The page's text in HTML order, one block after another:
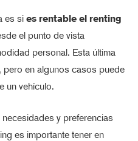
es si es rentable el renting
el punto de vista
personal. Esta última
pero en algunos casos puede
un vehículo.
y preferencias
es importante tener en